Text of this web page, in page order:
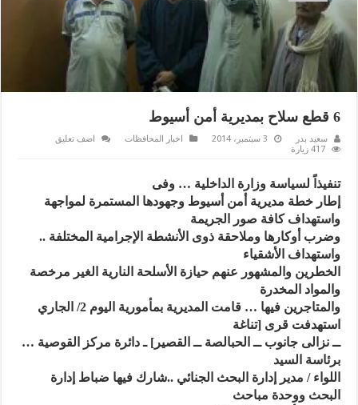
6 قطع سلاح بمديرية أمن أسيوط
سعيد بدر 3 سبتمبر، 2014 اخبار المحافظات
اضف تعليق
417 زيارة
تنفيذاً لسياسة وزارة الداخلية … وفى
إطار خطة مديرية أمن أسيوط وجهودها المستمرة لمواجهة
واستهداف كافة صور الجريمة
وضرب أوكارها وملاحقة ذوى الأنشطة الإجرامية المختلفة ..
واستهداف الأشقياء
الخطرين والمشهور عنهم حيازة الأسلحة النارية الغير مرخصة
والمواد المخدرة
والمتاجرين فيها … قامت المديرية بمأمورية اليوم 2/ الجاري
استهدفت قرى [تناغة
ــ نزالى جانوب ــ الحبالصة ــ القصير] ـ دائرة مركز القوصية …
برئاسة السيد
اللواء / مدير إدارة البحث الجنائي ..شارك فيها ضباط إدارة
البحث ووحدة مباحث